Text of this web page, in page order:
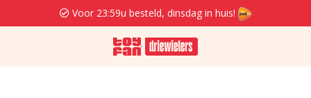
Voor 23:59u besteld, dinsdag in huis!